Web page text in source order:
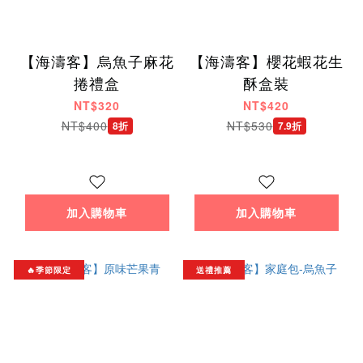
【海濤客】烏魚子麻花
捲禮盒
NT$320
NT$400 8折
加入購物車
【海濤客】櫻花蝦花生
酥盒裝
NT$420
NT$530 7.9折
加入購物車
🔥季節限定 送禮推薦